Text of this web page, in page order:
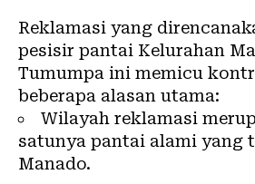
Reklamasi yang
pesisir pantai Kelurahan
Tumumpa ini memicu
beberapa alasan utama:
Wilayah reklamasi
satunya pantai alami yang
Manado.